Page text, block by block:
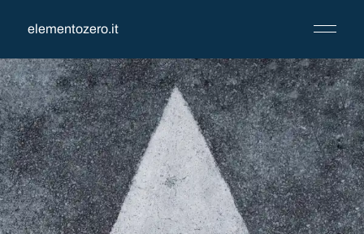
elementozero.it